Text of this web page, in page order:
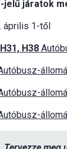
jelű járatok
április 1-től
H38